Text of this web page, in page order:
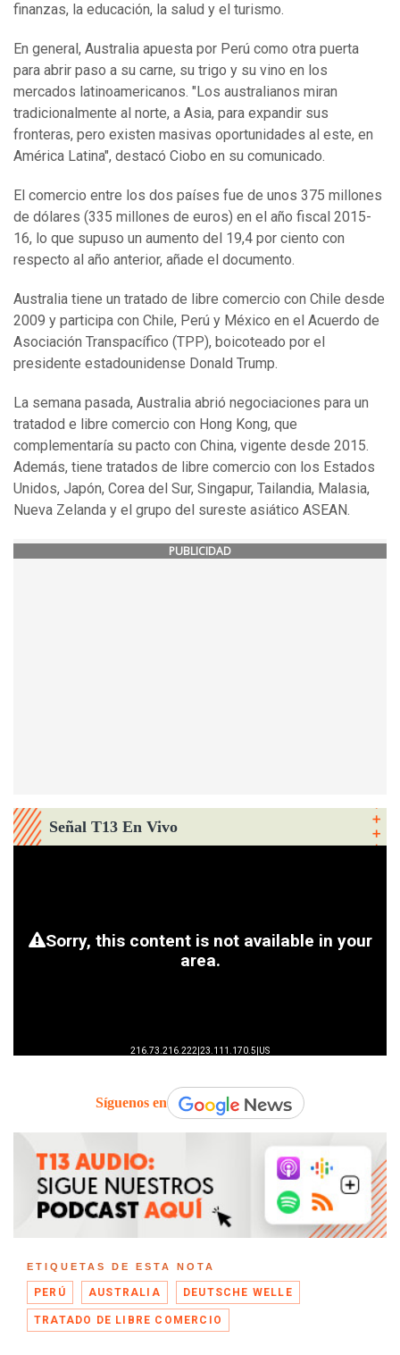
finanzas, la educación, la salud y el turismo.
En general, Australia apuesta por Perú como otra puerta
para abrir paso a su carne, su trigo y su vino en los
mercados latinoamericanos. "Los australianos miran
tradicionalmente al norte, a Asia, para expandir sus
fronteras, pero existen masivas oportunidades al este, en
América Latina", destacó Ciobo en su comunicado.
El comercio entre los dos países fue de unos 375 millones
de dólares (335 millones de euros) en el año fiscal 2015-
16, lo que supuso un aumento del 19,4 por ciento con
respecto al año anterior, añade el documento.
Australia tiene un tratado de libre comercio con Chile desde
2009 y participa con Chile, Perú y México en el Acuerdo de
Asociación Transpacífico (TPP), boicoteado por el
presidente estadounidense Donald Trump.
La semana pasada, Australia abrió negociaciones para un
tratadod e libre comercio con Hong Kong, que
complementaría su pacto con China, vigente desde 2015.
Además, tiene tratados de libre comercio con los Estados
Unidos, Japón, Corea del Sur, Singapur, Tailandia, Malasia,
Nueva Zelanda y el grupo del sureste asiático ASEAN.
PUBLICIDAD
Señal T13 En Vivo
Síguenos en
ETIQUETAS DE ESTA NOTA
PERÚ AUSTRALIA DEUTSCHE WELLE
TRATADO DE LIBRE COMERCIO